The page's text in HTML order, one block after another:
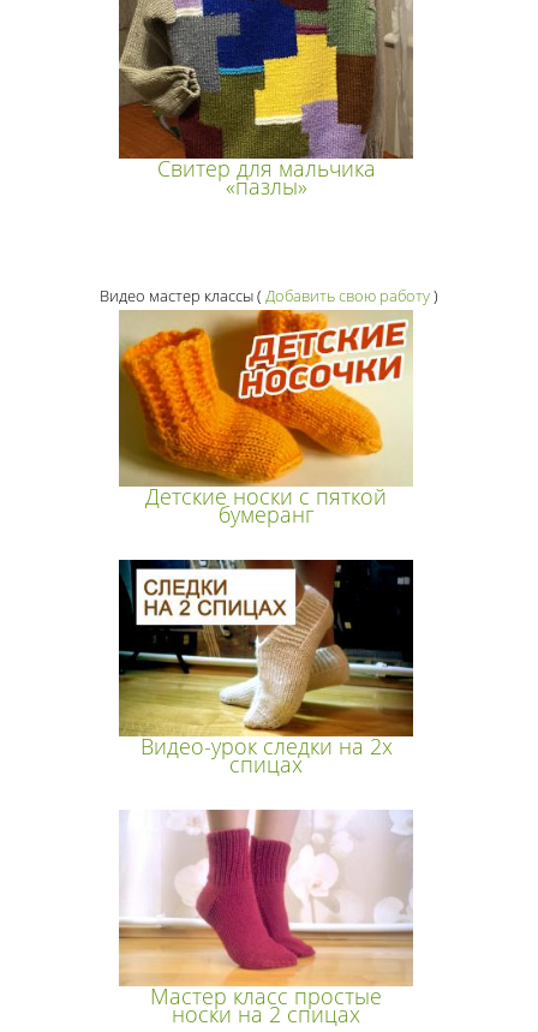
Свитер для мальчика
«пазлы»
Видео мастер классы( Добавить свою работу)
Детские носки с пяткой
бумеранг
Видео-урок следки на 2х
спицах
Мастер класс простые
носки на 2 спицах